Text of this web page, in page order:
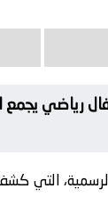
رياضي
التي